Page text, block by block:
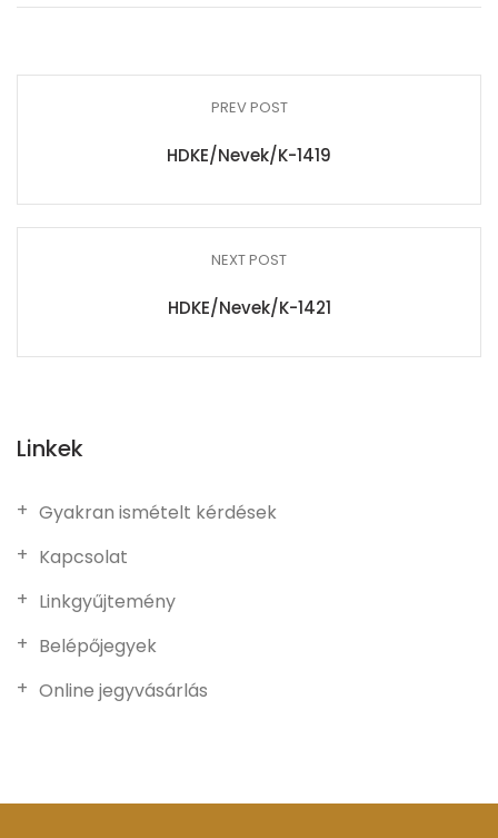
PREV POST
HDKE/Nevek/K-1419
NEXT POST
HDKE/Nevek/K-1421
Linkek
Gyakran ismételt kérdések
Kapcsolat
Linkgyűjtemény
Belépőjegyek
Online jegyvásárlás